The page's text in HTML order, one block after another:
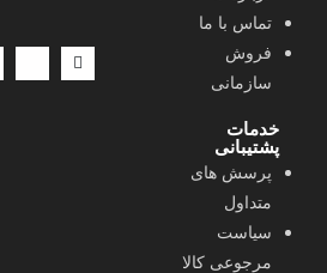
ارسال سریع | پرداخت امن | پشتیبانی فعال
تماس با ما
فروش
سازمانی
خدمات
پشتیبانی
پرسش های
متداول
سیاست
مرجوعی کالا